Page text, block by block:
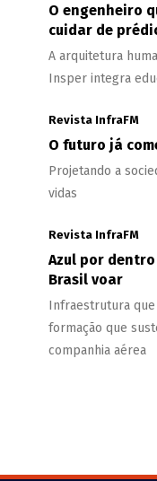
O engenheiro
cuidar de
A arquitetura
Insper integra
Revista InfraFM
O futuro já
Projetando a
vidas
Revista InfraFM
Azul por
Brasil voar
Infraestrutura
formação que
companhia aérea